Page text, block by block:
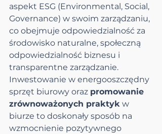
aspekt ESG (Environmental, Social,
Governance) w swoim zarządzaniu,
co obejmuje odpowiedzialność za
środowisko naturalne, społeczną
odpowiedzialność biznesu i
transparentne zarządzanie.
Inwestowanie w energooszczędny
sprzęt biurowy oraz promowanie
zrównoważonych praktyk w
biurze to doskonały sposób na
wzmocnienie pozytywnego